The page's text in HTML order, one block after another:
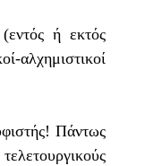
ή εκτός
αλχημιστικοί
Πάντως